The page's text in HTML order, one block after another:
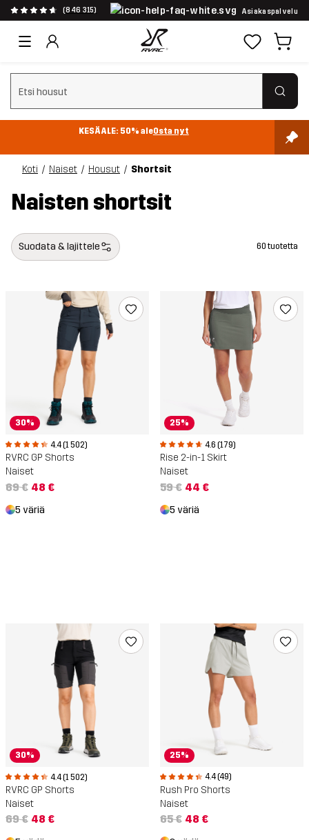
(846 315) Asiakaspalvelu
Tyhjennä haku
KESÄALE: 50% aleOsta nyt
Koti Naiset Housut Shortsit
Naisten shortsit
Suodata & lajittele 60 tuotetta
30%
4.4 (1 502)
RVRC GP Shorts
Naiset
69 € 48 €
5 väriä
25%
4.6 (179)
Rise 2-in-1 Skirt
Naiset
59 € 44 €
5 väriä
30%
4.4 (1 502)
RVRC GP Shorts
Naiset
69 € 48 €
25%
4.4 (49)
Rush Pro Shorts
Naiset
65 € 48 €